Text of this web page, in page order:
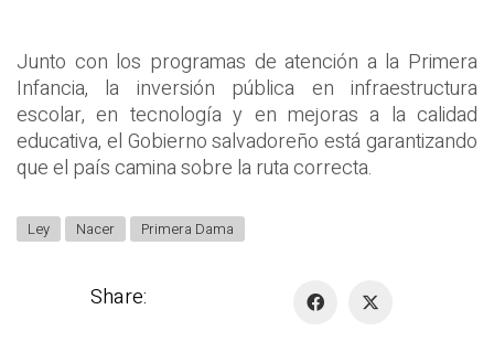
Junto con los programas de atención a la Primera
Infancia, la inversión pública en infraestructura
escolar, en tecnología y en mejoras a la calidad
educativa, el Gobierno salvadoreño está garantizando
que el país camina sobre la ruta correcta.
Ley Nacer Primera Dama
Share: